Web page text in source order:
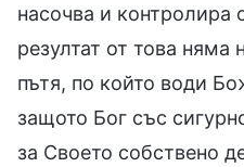
насочва и контролира
резултат от това няма
пътя, по който води
защото Бог със
за Своето собствено